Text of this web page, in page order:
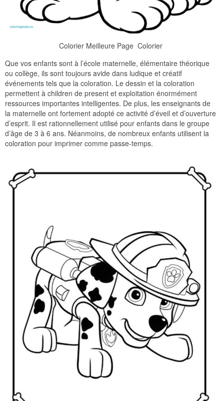
Colorier Meilleure Page  Colorier
Que vos enfants sont à l’école maternelle, élémentaire théorique
ou collège, ils sont toujours avide dans ludique et créatif
événements tels que la coloration. Le dessin et la coloration
permettent à children de present et exploitation énormément
ressources importantes intelligentes. De plus, les enseignants de
la maternelle ont fortement adopté ce activité d’éveil et d’ouverture
d’esprit. Il est rationnellement utilisé pour enfants dans le groupe
d’âge de 3 à 6 ans. Néanmoins, de nombreux enfants utilisent la
coloration pour imprimer comme passe-temps.